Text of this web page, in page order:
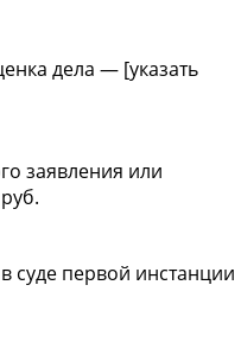
дела — [указать
заявления или
суде первой инстанции